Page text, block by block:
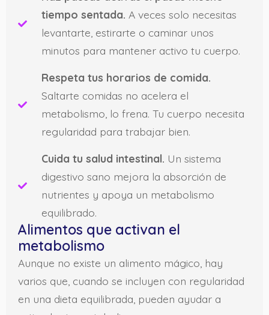
tiempo sentada. A veces solo necesitas
levantarte, estirarte o caminar unos
minutos para mantener activo tu cuerpo.
Respeta tus horarios de comida.
Saltarte comidas no acelera el
metabolismo, lo frena. Tu cuerpo necesita
regularidad para trabajar bien.
Cuida tu salud intestinal. Un sistema
digestivo sano mejora la absorción de
nutrientes y apoya un metabolismo
equilibrado.
Alimentos que activan el
metabolismo
Aunque no existe un alimento mágico, hay
varios que, cuando se incluyen con regularidad
en una dieta equilibrada, pueden ayudar a